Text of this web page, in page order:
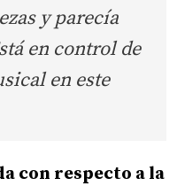
y parecía
en control de
en este
con respecto a la